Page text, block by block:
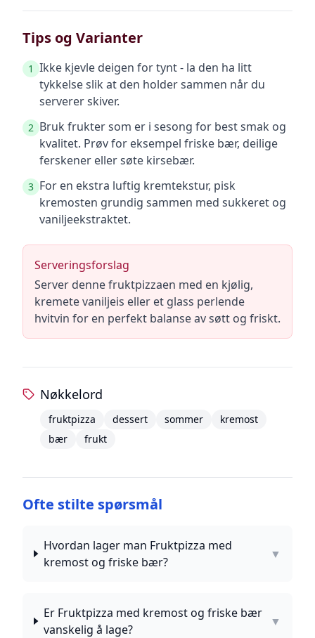
Tips og Varianter
1 Ikke kjevle deigen for tynt - la den ha litt
tykkelse slik at den holder sammen når du
serverer skiver.
2 Bruk frukter som er i sesong for best smak og
kvalitet. Prøv for eksempel friske bær, deilige
ferskener eller søte kirsebær.
3 For en ekstra luftig kremtekstur, pisk
kremosten grundig sammen med sukkeret og
vaniljeekstraktet.
Serveringsforslag
Server denne fruktpizzaen med en kjølig,
kremete vaniljeis eller et glass perlende
hvitvin for en perfekt balanse av søtt og friskt.
Nøkkelord
fruktpizza dessert sommer
kremost
bær
frukt
Ofte stilte spørsmål
Hvordan lager man Fruktpizza med
kremost og friske bær?
▼
Er Fruktpizza med kremost og friske bær
vanskelig å lage?
▼